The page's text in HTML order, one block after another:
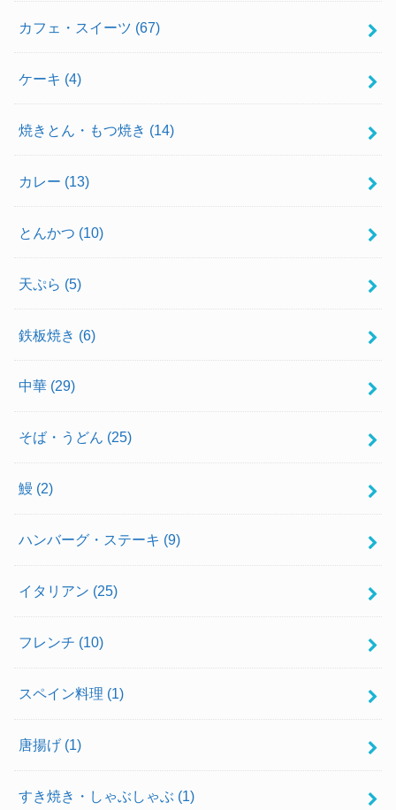
カフェ・スイーツ (67)
ケーキ (4)
焼きとん・もつ焼き (14)
カレー (13)
とんかつ (10)
天ぷら (5)
鉄板焼き (6)
中華 (29)
そば・うどん (25)
鰻 (2)
ハンバーグ・ステーキ (9)
イタリアン (25)
フレンチ (10)
スペイン料理 (1)
唐揚げ (1)
すき焼き・しゃぶしゃぶ (1)